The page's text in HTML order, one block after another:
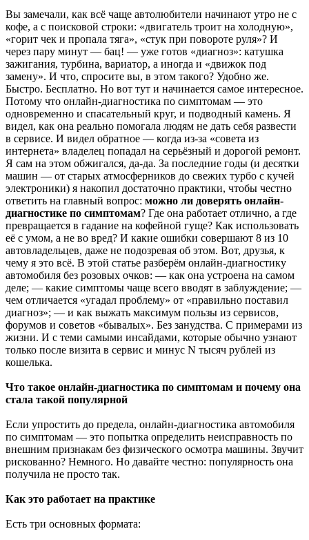
Вы замечали, как всё чаще автолюбители начинают утро не с
кофе, а с поисковой строки: «двигатель троит на холодную»,
«горит чек и пропала тяга», «стук при повороте руля»? И
через пару минут — бац! — уже готов «диагноз»: катушка
зажигания, турбина, вариатор, а иногда и «движок под
замену». И что, спросите вы, в этом такого? Удобно же.
Быстро. Бесплатно. Но вот тут и начинается самое интересное.
Потому что онлайн-диагностика по симптомам — это
одновременно и спасательный круг, и подводный камень. Я
видел, как она реально помогала людям не дать себя развести
в сервисе. И видел обратное — когда из-за «совета из
интернета» владелец попадал на серьёзный и дорогой ремонт.
Я сам на этом обжигался, да-да. За последние годы (и десятки
машин — от старых атмосферников до свежих турбо с кучей
электроники) я накопил достаточно практики, чтобы честно
ответить на главный вопрос: можно ли доверять онлайн-
диагностике по симптомам? Где она работает отлично, а где
превращается в гадание на кофейной гуще? Как использовать
её с умом, а не во вред? И какие ошибки совершают 8 из 10
автовладельцев, даже не подозревая об этом. Вот, друзья, к
чему я это всё. В этой статье разберём онлайн-диагностику
автомобиля без розовых очков: — как она устроена на самом
деле; — какие симптомы чаще всего вводят в заблуждение; —
чем отличается «угадал проблему» от «правильно поставил
диагноз»; — и как выжать максимум пользы из сервисов,
форумов и советов «бывалых». Без занудства. С примерами из
жизни. И с теми самыми инсайдами, которые обычно узнают
только после визита в сервис и минус N тысяч рублей из
кошелька.
Что такое онлайн-диагностика по симптомам и почему она
стала такой популярной
Если упростить до предела, онлайн-диагностика автомобиля
по симптомам — это попытка определить неисправность по
внешним признакам без физического осмотра машины. Звучит
рискованно? Немного. Но давайте честно: популярность она
получила не просто так.
Как это работает на практике
Есть три основных формата: